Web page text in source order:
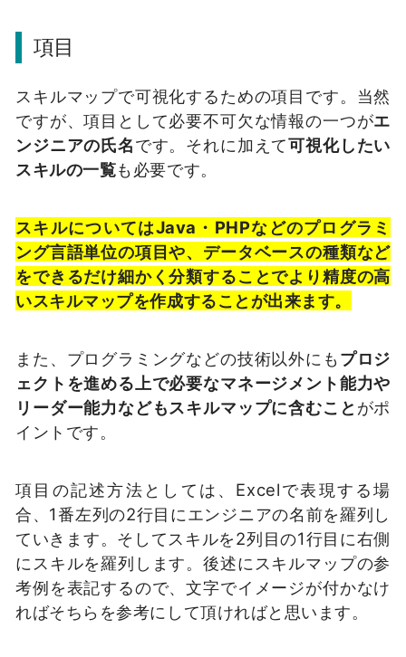
項目
スキルマップで可視化するための項目です。当然
ですが、項目として必要不可欠な情報の一つがエ
ンジニアの氏名です。それに加えて可視化したい
スキルの一覧も必要です。
スキルについてはJava・PHPなどのプログラミ
ング言語単位の項目や、データベースの種類など
をできるだけ細かく分類することでより精度の高
いスキルマップを作成することが出来ます。
また、プログラミングなどの技術以外にも プロジ
ェクトを進める上で必要なマネージメント能力や
リーダー能力などもスキルマップに含むこと がポ
イントです。
項目の記述方法としては、Excelで表現する場
合、1番左列の2行目にエンジニアの名前を羅列し
ていきます。そしてスキルを2列目の1行目に右側
にスキルを羅列します。後述にスキルマップの参
考例を表記するので、文字でイメージが付かなけ
ればそちらを参考にして頂ければと思います。